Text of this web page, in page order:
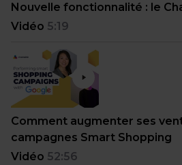
Nouvelle fonctionnalité : le
Vidéo 5:19
Comment augmenter ses
campagnes Smart Shopping
Vidéo 52:56